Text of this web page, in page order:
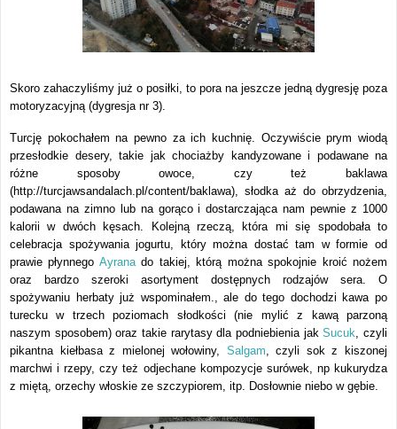
Skoro zahaczyliśmy już o posiłki, to pora na jeszcze jedną dygresję poza
motoryzacyjną (dygresja nr 3).
Turcję pokochałem na pewno za ich kuchnię. Oczywiście prym wiodą
przesłodkie desery, takie jak chociażby kandyzowane i podawane na
różne sposoby owoce, czy też baklawa
(http://turcjawsandalach.pl/content/baklawa), słodka aż do obrzydzenia,
podawana na zimno lub na gorąco i dostarczająca nam pewnie z 1000
kalorii w dwóch kęsach. Kolejną rzeczą, która mi się spodobała to
celebracja spożywania jogurtu, który można dostać tam w formie od
prawie płynnego Ayranado takiej, którą można spokojnie kroić nożem
oraz bardzo szeroki asortyment dostępnych rodzajów sera. O
spożywaniu herbaty już wspominałem., ale do tego dochodzi kawa po
turecku w trzech poziomach słodkości (nie mylić z kawą parzoną
naszym sposobem) oraz takie rarytasy dla podniebienia jakSucuk, czyli
pikantna kiełbasa z mielonej wołowiny, Salgam, czyli sok z kiszonej
marchwi i rzepy, czy też odjechane kompozycje surówek, np kukurydza
z miętą, orzechy włoskie ze szczypiorem, itp. Dosłownie niebo w gębie.